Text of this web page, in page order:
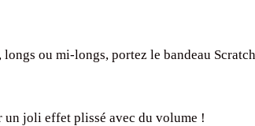
ou mi-longs, portez le bandeau
un joli effet plissé avec du volume !